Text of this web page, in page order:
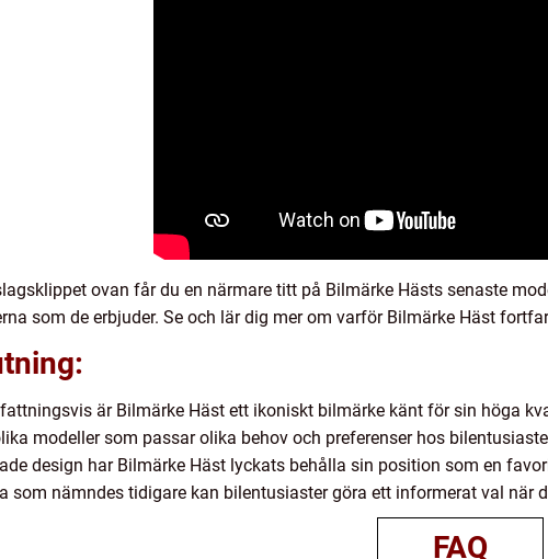
ovan får du en närmare titt på Bilmärke Hästs senaste
som de erbjuder. Se och lär dig mer om varför Bilmärke Häst
är Bilmärke Häst ett ikoniskt bilmärke känt för sin höga
modeller som passar olika behov och preferenser hos
design har Bilmärke Häst lyckats behålla sin position som en
som nämndes tidigare kan bilentusiaster göra ett informerat val när
FAQ